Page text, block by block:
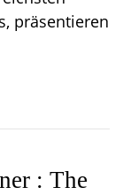
präsentieren
: The